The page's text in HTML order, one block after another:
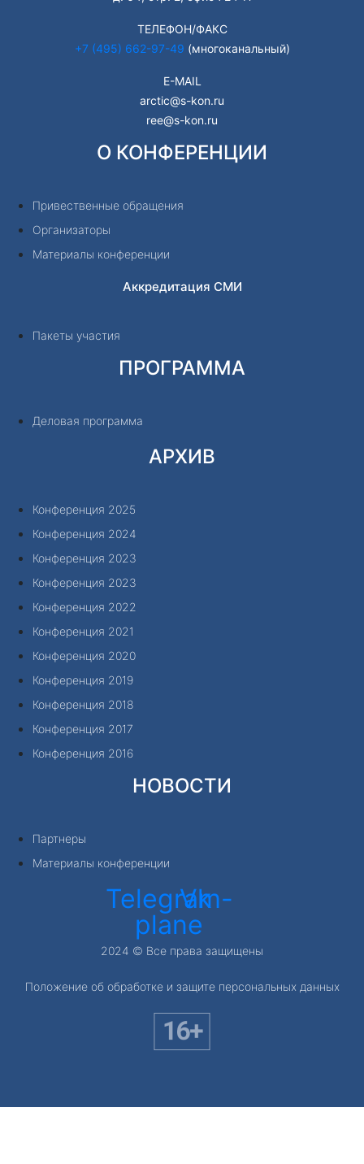
ТЕЛЕФОН/ФАКС
+7 (495) 662-97-49 (многоканальный)
E-MAIL
arctic@s-kon.ru
ree@s-kon.ru
О КОНФЕРЕНЦИИ
Привественные обращения
Организаторы
Материалы конференции
Аккредитация СМИ
Пакеты участия
ПРОГРАММА
Деловая программа
АРХИВ
Конференция 2025
Конференция 2024
Конференция 2023
Конференция 2023
Конференция 2022
Конференция 2021
Конференция 2020
Конференция 2019
Конференция 2018
Конференция 2017
Конференция 2016
НОВОСТИ
Партнеры
Материалы конференции
Telegram-
plane
Vk
2024 © Все права защищены
Положение об обработке и защите персональных данных